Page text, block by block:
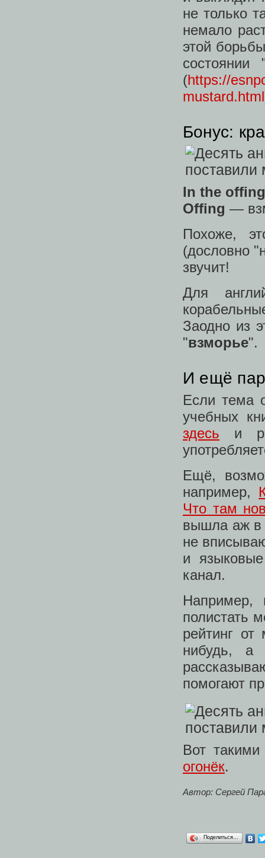
не только
немало
этой
состоянии
(https://
mustard.html
Бонус:
In the offing
Offing —
Похоже,
(дословно
звучит!
Для
Заодно из
"взморье".
И ещё
Если тема
учебных
здесь и
Ещё,
например,
Что там
вышла аж в
не
и
канал.
полистать
рейтинг от
нибудь, а
помогают
Вот
огонёк.
Автор: Сергей
Поделиться…